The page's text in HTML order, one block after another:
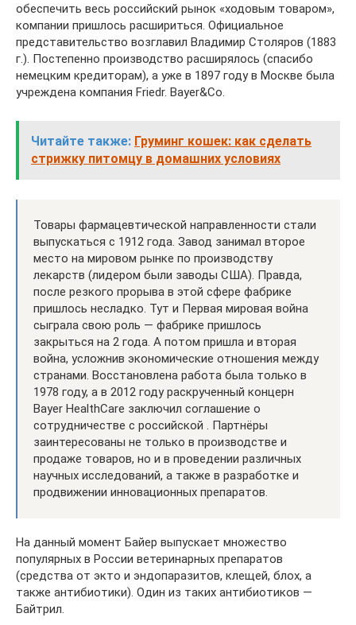
обеспечить весь российский рынок «ходовым товаром»,
компании пришлось расшириться. Официальное
представительство возглавил Владимир Столяров (1883
г.). Постепенно производство расширялось (спасибо
немецким кредиторам), а уже в 1897 году в Москве была
учреждена компания Friedr. Bayer&Co.
Читайте также: Груминг кошек: как сделать
стрижку питомцу в домашних условиях
Товары фармацевтической направленности стали
выпускаться с 1912 года. Завод занимал второе
место на мировом рынке по производству
лекарств (лидером были заводы США). Правда,
после резкого прорыва в этой сфере фабрике
пришлось несладко. Тут и Первая мировая война
сыграла свою роль — фабрике пришлось
закрыться на 2 года. А потом пришла и вторая
война, усложнив экономические отношения между
странами. Восстановлена работа была только в
1978 году, а в 2012 году раскрученный концерн
Bayer HealthCare заключил соглашение о
сотрудничестве с российской . Партнёры
заинтересованы не только в производстве и
продаже товаров, но и в проведении различных
научных исследований, а также в разработке и
продвижении инновационных препаратов.
На данный момент Байер выпускает множество
популярных в России ветеринарных препаратов
(средства от экто и эндопаразитов, клещей, блох, а
также антибиотики). Один из таких антибиотиков —
Байтрил.